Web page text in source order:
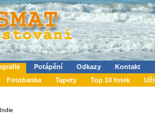
Potápění Odkazy
Kontakt
Fotobanka Tapety Top 10 fotek